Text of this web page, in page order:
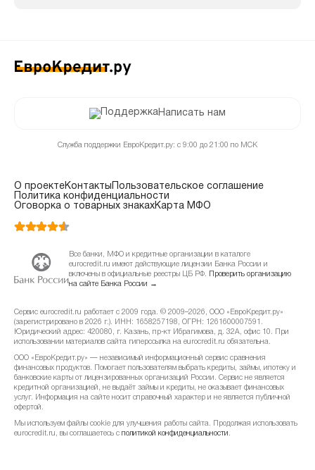
Написать нам
Служба поддержки ЕвроКредит.ру: с 9:00 до 21:00 по МСК
О проектеКонтакты Пользовательское соглашение
Политика конфиденциальности
Оговорка о товарных знакахКарта МФО
Все банки, МФО и кредитные организации в каталоге
eurocredit.ru имеют действующие лицензии Банка России и
включены в официальные реестры ЦБ РФ.
Проверить организацию
на сайте Банка России →
Сервис eurocredit.ru работает с 2009 года. © 2009–2026, ООО «ЕвроКредит.ру»
(зарегистрировано в 2026 г.). ИНН: 1658257198, ОГРН: 1261600007591.
Юридический адрес: 420080, г. Казань, пр-кт Ибрагимова, д. 32А, офис 10. При
использовании материалов сайта гиперссылка на eurocredit.ru обязательна.
ООО «ЕвроКредит.ру» — независимый информационный сервис сравнения
финансовых продуктов. Помогает пользователям выбрать кредиты, займы, ипотеку и
банковские карты от лицензированных организаций России. Сервис не является
кредитной организацией, не выдаёт займы и кредиты, не оказывает финансовых
услуг. Информация на сайте носит справочный характер и не является публичной
офертой.
Мы используем файлы cookie для улучшения работы сайта. Продолжая использовать
eurocredit.ru, вы соглашаетесь с политикой конфиденциальности